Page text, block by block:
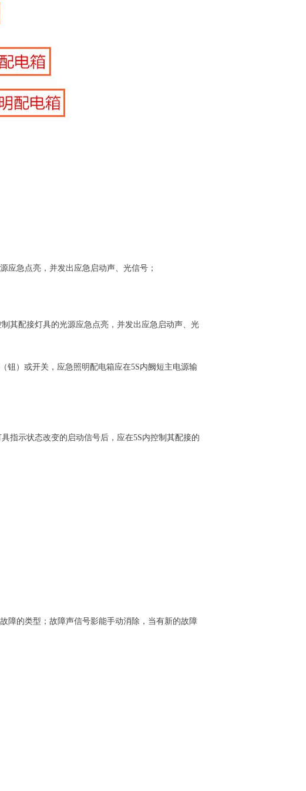
应急点亮，并发出应急启动声、光信号；
其配接灯具的光源应急点亮，并发出应急启动声、光
钮）或开关，应急照明配电箱应在5S内阙短主电源输
示状态改变的启动信号后，应在5S内控制其配接的
障的类型；故障声信号影能手动消除，当有新的故障